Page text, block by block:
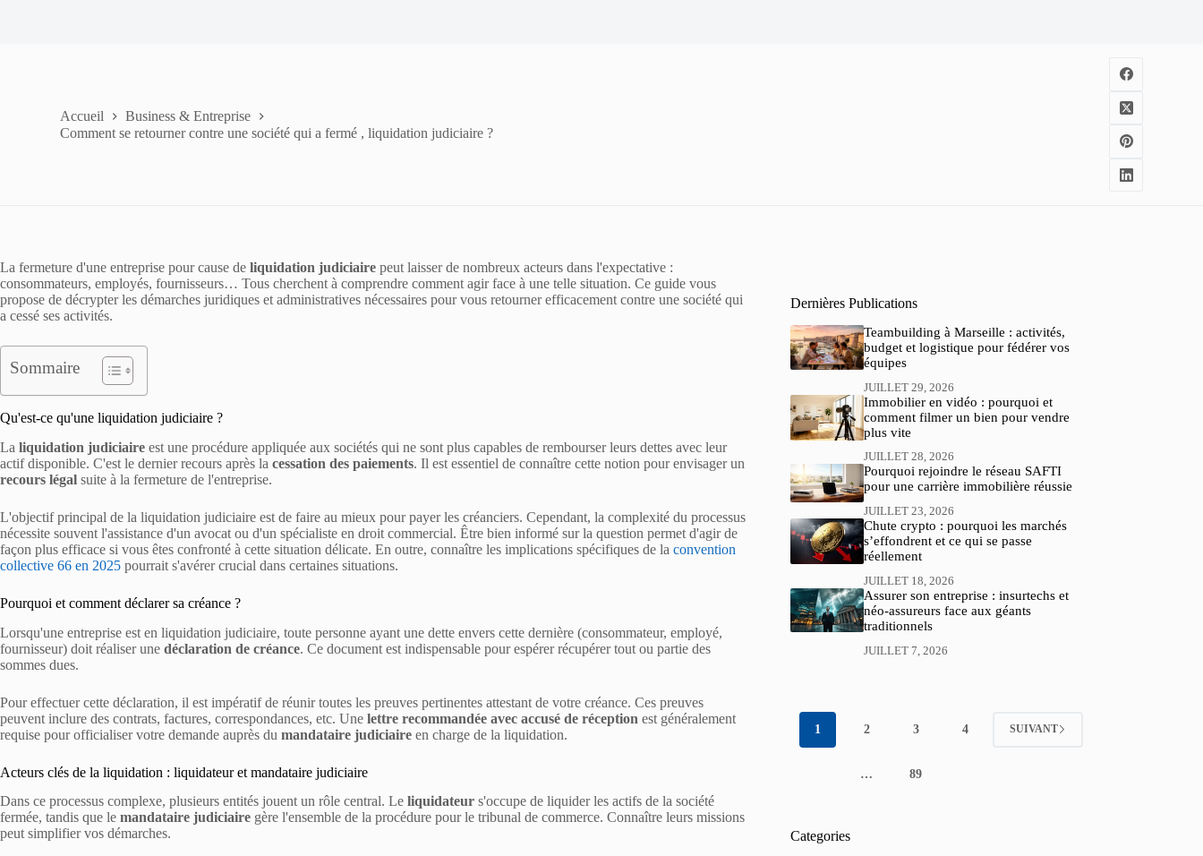
Accueil
Business & Entreprise
Comment se retourner contre une société qui a fermé , liquidation judiciaire ?
La fermeture d'une entreprise pour cause de liquidation judiciaire peut laisser de nombreux acteurs dans l'expectative :
consommateurs, employés, fournisseurs… Tous cherchent à comprendre comment agir face à une telle situation. Ce guide vous
propose de décrypter les démarches juridiques et administratives nécessaires pour vous retourner efficacement contre une société qui
a cessé ses activités.
Sommaire
Qu'est-ce qu'une liquidation judiciaire ?
La liquidation judiciaire est une procédure appliquée aux sociétés qui ne sont plus capables de rembourser leurs dettes avec leur
actif disponible. C'est le dernier recours après la cessation des paiements. Il est essentiel de connaître cette notion pour envisager un
recours légal suite à la fermeture de l'entreprise.
L'objectif principal de la liquidation judiciaire est de faire au mieux pour payer les créanciers. Cependant, la complexité du processus
nécessite souvent l'assistance d'un avocat ou d'un spécialiste en droit commercial. Être bien informé sur la question permet d'agir de
façon plus efficace si vous êtes confronté à cette situation délicate. En outre, connaître les implications spécifiques de la convention
collective 66 en 2025 pourrait s'avérer crucial dans certaines situations.
Pourquoi et comment déclarer sa créance ?
Lorsqu'une entreprise est en liquidation judiciaire, toute personne ayant une dette envers cette dernière (consommateur, employé,
fournisseur) doit réaliser une déclaration de créance. Ce document est indispensable pour espérer récupérer tout ou partie des
sommes dues.
Pour effectuer cette déclaration, il est impératif de réunir toutes les preuves pertinentes attestant de votre créance. Ces preuves
peuvent inclure des contrats, factures, correspondances, etc. Une lettre recommandée avec accusé de réception est généralement
requise pour officialiser votre demande auprès du mandataire judiciaire en charge de la liquidation.
Acteurs clés de la liquidation : liquidateur et mandataire judiciaire
Dans ce processus complexe, plusieurs entités jouent un rôle central. Le liquidateur s'occupe de liquider les actifs de la société
fermée, tandis que le mandataire judiciaire gère l'ensemble de la procédure pour le tribunal de commerce. Connaître leurs missions
peut simplifier vos démarches.
Dernières Publications
Teambuilding à Marseille : activités,
budget et logistique pour fédérer vos
équipes
JUILLET 29, 2026
Immobilier en vidéo : pourquoi et
comment filmer un bien pour vendre
plus vite
JUILLET 28, 2026
Pourquoi rejoindre le réseau SAFTI
pour une carrière immobilière réussie
JUILLET 23, 2026
Chute crypto : pourquoi les marchés
s’effondrent et ce qui se passe
réellement
JUILLET 18, 2026
Assurer son entreprise : insurtechs et
néo-assureurs face aux géants
traditionnels
JUILLET 7, 2026
1 2 3 4
… 89
SUIVANT
Categories